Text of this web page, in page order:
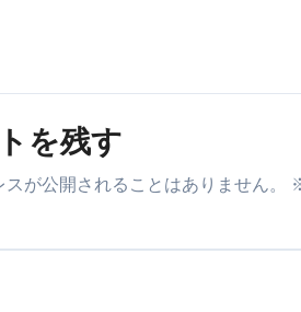
を残す
が公開されることはありません。